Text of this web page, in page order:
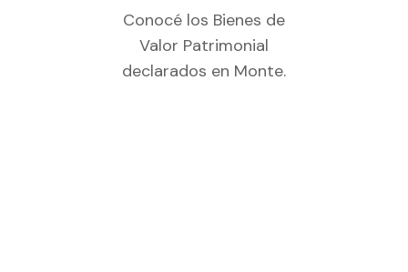
Conocé los Bienes de
Valor Patrimonial
declarados en Monte.